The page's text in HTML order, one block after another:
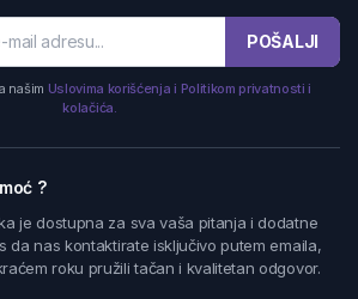
POŠALJI
našim Uslovima korišćenja i Politikom privatnosti i
kolačića.
?
je dostupna za sva vaša pitanja i dodatne
da nas kontaktirate isključivo putem emaila,
roku pružili tačan i kvalitetan odgovor.